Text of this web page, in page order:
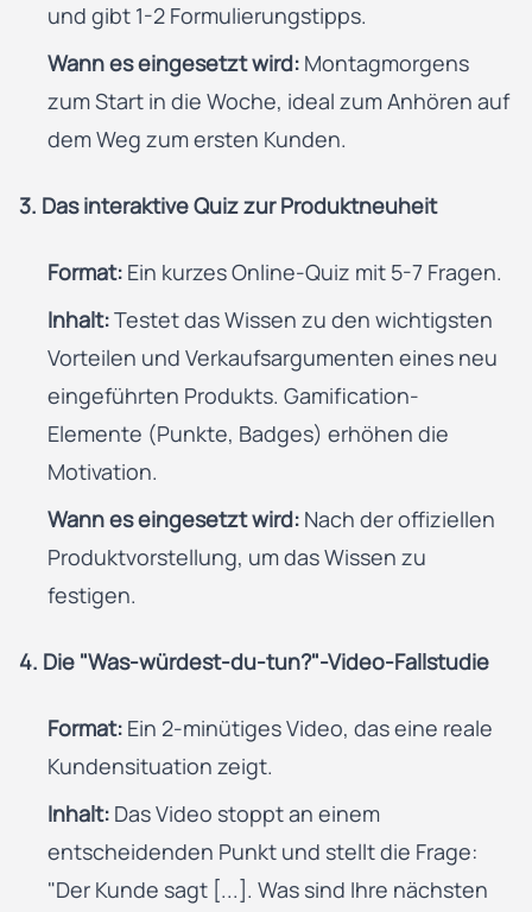
und gibt 1-2 Formulierungstipps.
Wann es eingesetzt wird: Montagmorgens
zum Start in die Woche, ideal zum Anhören auf
dem Weg zum ersten Kunden.
3. Das interaktive Quiz zur Produktneuheit
Format: Ein kurzes Online-Quiz mit 5-7 Fragen.
Inhalt:Testet das Wissen zu den wichtigsten
Vorteilen und Verkaufsargumenten eines neu
eingeführten Produkts. Gamification-
Elemente (Punkte, Badges) erhöhen die
Motivation.
Wann es eingesetzt wird: Nach der offiziellen
Produktvorstellung, um das Wissen zu
festigen.
4. Die "Was-würdest-du-tun?"-Video-Fallstudie
Format: Ein 2-minütiges Video, das eine reale
Kundensituation zeigt.
Inhalt: Das Video stoppt an einem
entscheidenden Punkt und stellt die Frage:
"Der Kunde sagt [...]. Was sind Ihre nächsten